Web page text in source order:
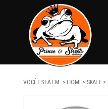
VOCÊ ESTÁ EM: HOME SKATE